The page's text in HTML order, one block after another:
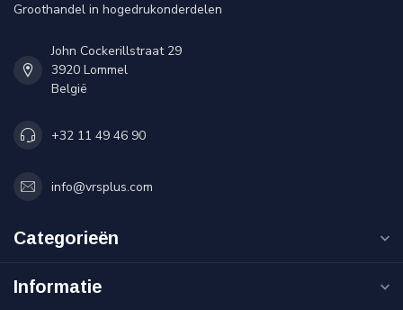
Groothandel in hogedrukonderdelen
John Cockerillstraat 29
3920 Lommel
België
+32 11 49 46 90
info@vrsplus.com
Categorieën
Informatie